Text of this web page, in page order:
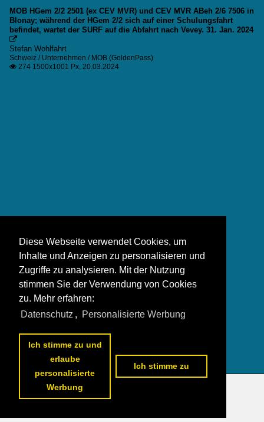
MOB HGem 2/2 2501 (ex CEV MVR) und CEV MVR ABeh 2/6 7506 in
Blonay; während der HGem 2/2 sich auf einer Schulungsfahrt
befindet, wartet der SURF auf die Abfahrt nach Vevey. 31. Jan. 2024

Stefan Wohlfahrt
Schweiz / Unternehmen / MOB (GoldenPass)
 274 1500x1001 Px, 20.03.2024
Datenschutzerklärung
Diese Webseite verwendet Cookies, um
Inhalte und Anzeigen zu personalisieren und
Zugriffe zu analysieren. Mit der Nutzung
stimmen Sie der Verwendung von Cookies
zu. Mehr erfahren:
Datenschutz , Personalisierte Werbung
Ich stimme zu und
erlaube
personalisierte
Werbung
Ich stimme zu